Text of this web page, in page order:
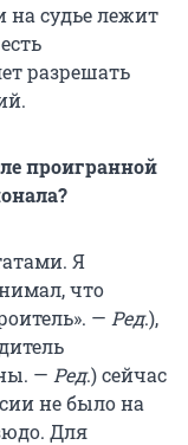
на судье лежит
разрешать
проигранной
Я
что
— Ред.),
— Ред.) сейчас
не было на
Для